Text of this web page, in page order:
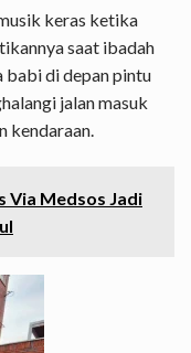
keras ketika
saat ibadah
babi di depan pintu
jalan masuk
kendaraan.
Via Medsos Jadi